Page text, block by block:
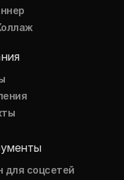
для соцсетей